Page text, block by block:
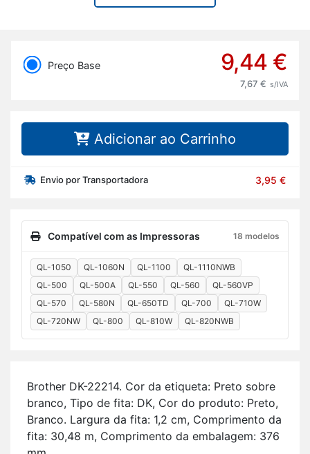
Preço Base 9,44 €
7,67 € s/IVA
Adicionar ao Carrinho
Envio por Transportadora 3,95 €
Compatível com as Impressoras 18 modelos
QL-1050 QL-1060N QL-1100
QL-1110NWB
QL-500
QL-500A QL-550 QL-560
QL-560VP
QL-570
QL-580N QL-650TD QL-700
QL-710W
QL-720NW
QL-800 QL-810W QL-820NWB
Brother DK-22214. Cor da eti­queta: Preto sobre
branco, Tipo de fita: DK, Cor do pro­duto: Preto,
Branco. Lar­gura da fita: 1,2 cm, Com­pri­mento da
fita: 30,48 m, Com­pri­mento da em­ba­lagem: 376